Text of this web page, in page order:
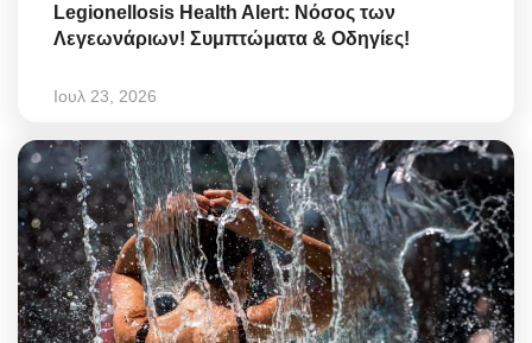
Legionellosis Health Alert: Νόσος των
Λεγεωνάριων! Συμπτώματα & Οδηγίες!
Ιουλ 23, 2026